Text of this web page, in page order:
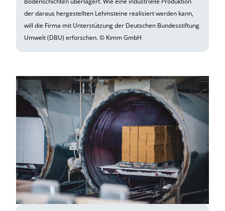
der daraus hergestellten Lehmsteine realisiert werden kann,
will die Firma mit Unterstützung der Deutschen Bundesstiftung
Umwelt (DBU) erforschen. © Kimm GmbH